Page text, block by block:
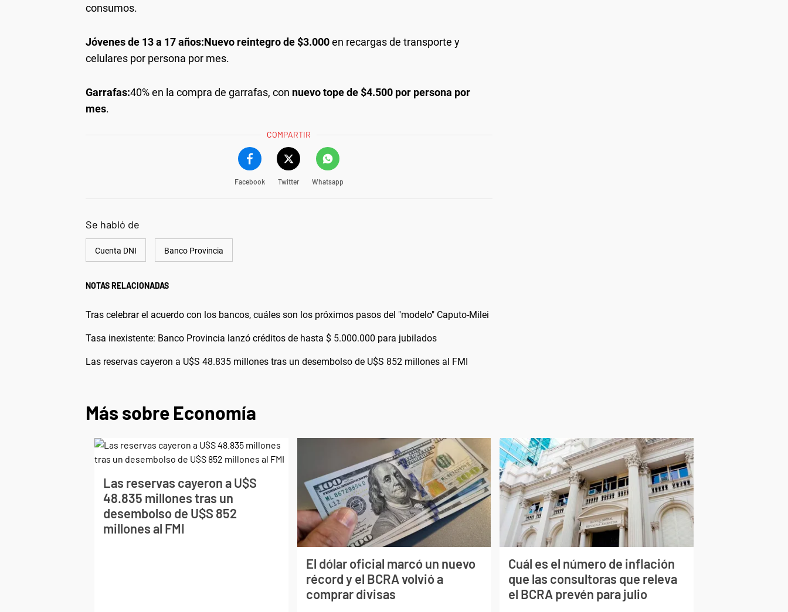
consumos.
Jóvenes de 13 a 17 años:Nuevo reintegro de $3.000en recargas de transporte y
celulares por persona por mes.
Garrafas:40% en la compra de garrafas, con nuevo tope de $4.500 por persona por
mes.
COMPARTIR
Facebook Twitter Whatsapp
Se habló de
Cuenta DNI Banco Provincia
NOTAS RELACIONADAS
Tras celebrar el acuerdo con los bancos, cuáles son los próximos pasos del "modelo" Caputo-Milei
Tasa inexistente: Banco Provincia lanzó créditos de hasta $ 5.000.000 para jubilados
Las reservas cayeron a U$S 48.835 millones tras un desembolso de U$S 852 millones al FMI
Más sobre Economía
Las reservas cayeron a U$S
48.835 millones tras un
desembolso de U$S 852
millones al FMI
El dólar oficial marcó un nuevo
récord y el BCRA volvió a
comprar divisas
Cuál es el número de inflación
que las consultoras que releva
el BCRA prevén para julio